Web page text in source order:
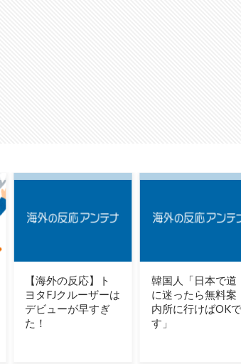
韓国人「日本で道
に迷ったら無料案
内所に行けばOKで
す」
韓国人「123メート
ルの砲撃…」村上宗
隆が25号で岡本和
真を上回り、日本